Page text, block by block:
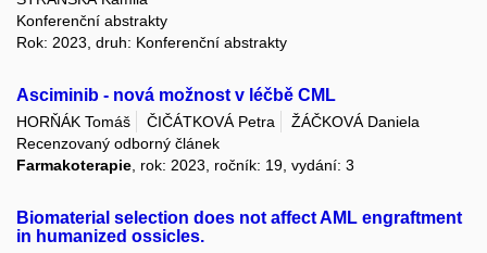
Konferenční abstrakty
Rok: 2023, druh: Konferenční abstrakty
Asciminib - nová možnost v léčbě CML
HORŇÁK Tomáš ČIČÁTKOVÁ Petra
ŽÁČKOVÁ Daniela
Recenzovaný odborný článek
Farmakoterapie, rok: 2023, ročník: 19, vydání: 3
Biomaterial selection does not affect AML engraftment
in humanized ossicles.